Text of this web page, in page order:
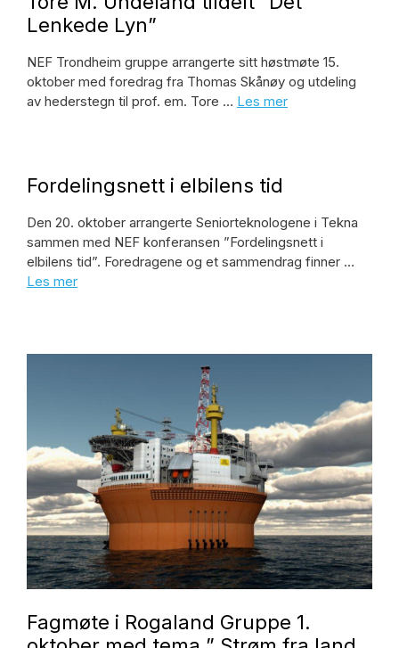
Lenkede Lyn”
NEF Trondheim gruppe arrangerte sitt høstmøte 15.
oktober med foredrag fra Thomas Skånøy og utdeling
av hederstegn til prof. em. Tore … Les mer
Fordelingsnett i elbilens tid
Den 20. oktober arrangerte Seniorteknologene i Tekna
sammen med NEF konferansen ”Fordelingsnett i
elbilens tid”. Foredragene og et sammendrag finner …
Les mer
Fagmøte i Rogaland Gruppe 1.